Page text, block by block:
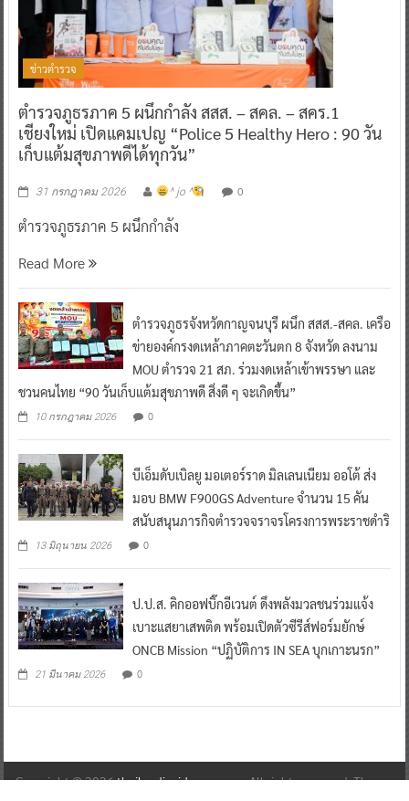
ข่าวตำรวจ
ตำรวจภูธรภาค 5 ผนึกกำลัง สสส. – สคล. – สคร.1
เชียงใหม่ เปิดแคมเปญ “Police 5 Healthy Hero : 90 วัน
เก็บแต้มสุขภาพดีได้ทุกวัน”
31 กรกฎาคม 2026 ^ jo ^ 0
ตำรวจภูธรภาค 5 ผนึกกำลัง
Read More
ตำรวจภูธรจังหวัดกาญจนบุรี ผนึก สสส.-สคล. เครือ
ข่ายองค์กรงดเหล้าภาคตะวันตก 8 จังหวัด ลงนาม
MOU ตำรวจ 21 สภ. ร่วมงดเหล้าเข้าพรรษา และ
ชวนคนไทย “90 วันเก็บแต้มสุขภาพดี สิ่งดี ๆ จะเกิดขึ้น”
10 กรกฎาคม 2026 0
บีเอ็มดับเบิลยู มอเตอร์ราด มิลเลนเนียม ออโต้ ส่ง
มอบ BMW F900GS Adventure จำนวน 15 คัน
สนับสนุนภารกิจตำรวจจราจรโครงการพระราชดำริ
13 มิถุนายน 2026 0
ป.ป.ส. คิกออฟบิ๊กอีเวนต์ ดึงพลังมวลชนร่วมแจ้ง
เบาะแสยาเสพติด พร้อมเปิดตัวซีรีส์ฟอร์มยักษ์
ONCB Mission “ปฏิบัติการ IN SEA บุกเกาะนรก”
21 มีนาคม 2026 0
Copyright © 2026thailandinsidenew.com. All rights reserved. Theme: